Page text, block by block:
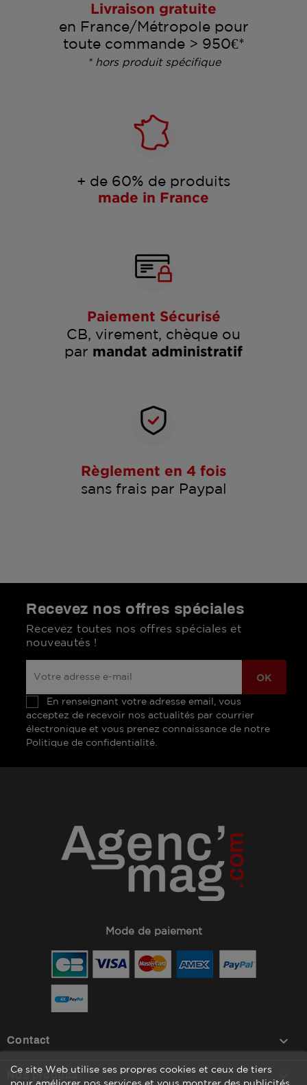
Livraison gratuite
en France/Métropole pour
toute commande > 950€*
* hors produit spécifique
+ de 60% de produits
made in France
Paiement Sécurisé
CB, virement, chèque ou
par mandat administratif
Règlement en 4 fois
sans frais par Paypal
Recevez nos offres spéciales
Recevez toutes nos offres spéciales et
nouveautés !
En renseignant votre adresse email, vous
acceptez de recevoir nos actualités par courrier
électronique et vous prenez connaissance de notre
Politique de confidentialité.
Mode de paiement
Contact keyboard_arrow_down
Nos produits 
Ce site Web utilise ses propres cookies et ceux de tiers